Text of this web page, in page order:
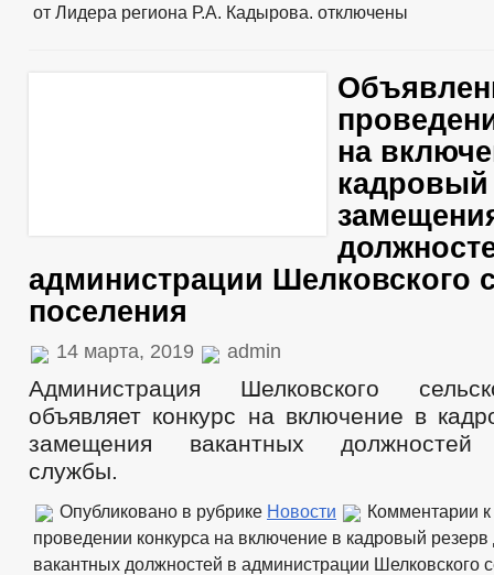
от Лидера региона Р.А. Кадырова. отключены
на
кадровый
администрации Шелковского
поселения
14 марта, 2019 admin
Администрация Шелковского
объявляет конкурс на включение в
замещения вакантных должностей
службы.
Опубликовано в рубрике Новости Комментарии
проведении конкурса на включение в кадровый
вакантных должностей в администрации Шелковского